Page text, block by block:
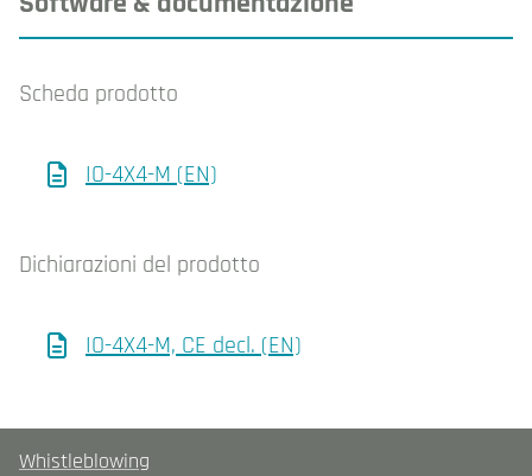
Scheda prodotto
IO-4X4-M (EN)
Dichiarazioni del prodotto
IO-4X4-M, CE decl. (EN)
Whistleblowing